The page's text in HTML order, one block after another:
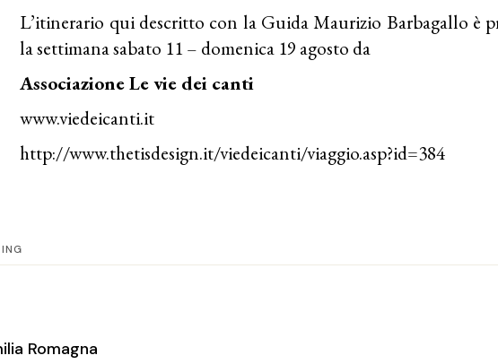
L’itinerario qui descritto con la Guida Maurizio Barbagallo è
la settimana sabato 11 – domenica 19 agosto da
Associazione Le vie dei canti
www.viedeicanti.it
http://www.thetisdesign.it/viedeicanti/viaggio.asp?id=384
Romagna